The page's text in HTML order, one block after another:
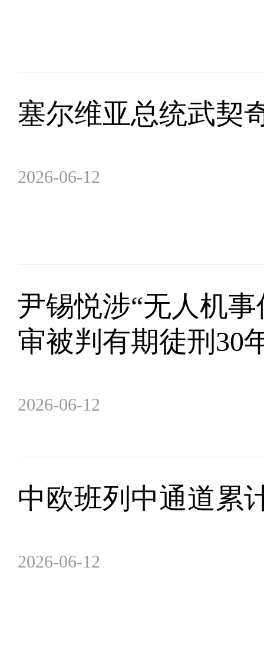
塞尔维亚总统武契
2026-06-12
尹锡悦涉“无人机
审被判有期徒刑30
2026-06-12
中欧班列中通道累
2026-06-12